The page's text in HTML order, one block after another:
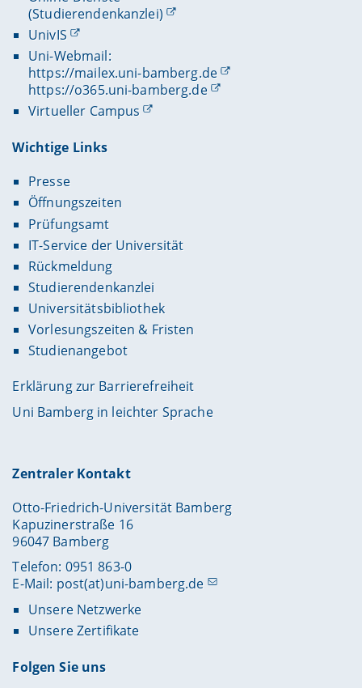
(Studierendenkanzlei)
UnivIS
Uni-Webmail:
https://mailex.uni-bamberg.de
https://o365.uni-bamberg.de
Virtueller Campus
Wichtige Links
Presse
Öffnungszeiten
Prüfungsamt
IT-Service der Universität
Rückmeldung
Studierendenkanzlei
Universitätsbibliothek
Vorlesungszeiten & Fristen
Studienangebot
Erklärung zur Barrierefreiheit
Uni Bamberg in leichter Sprache
Zentraler Kontakt
Otto-Friedrich-Universität Bamberg
Kapuzinerstraße 16
96047 Bamberg
Telefon: 0951 863-0
E-Mail: post(at)uni-bamberg.de
Unsere Netzwerke
Unsere Zertifikate
Folgen Sie uns